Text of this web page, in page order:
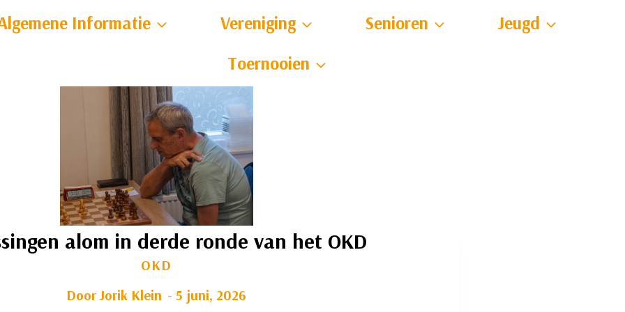
Informatie Vereniging Senioren
Jeugd
Toernooien
alom in derde ronde van het OKD
OKD
DoorJorik Klein 5 juni, 2026